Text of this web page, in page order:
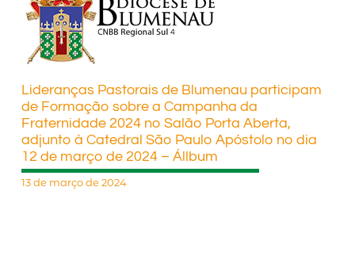
Lideranças Pastorais de Blumenau participam
de Formação sobre a Campanha da
Fraternidade 2024 no Salão Porta Aberta,
adjunto à Catedral São Paulo Apóstolo no dia
12 de março de 2024 – Állbum
13 de março de 2024